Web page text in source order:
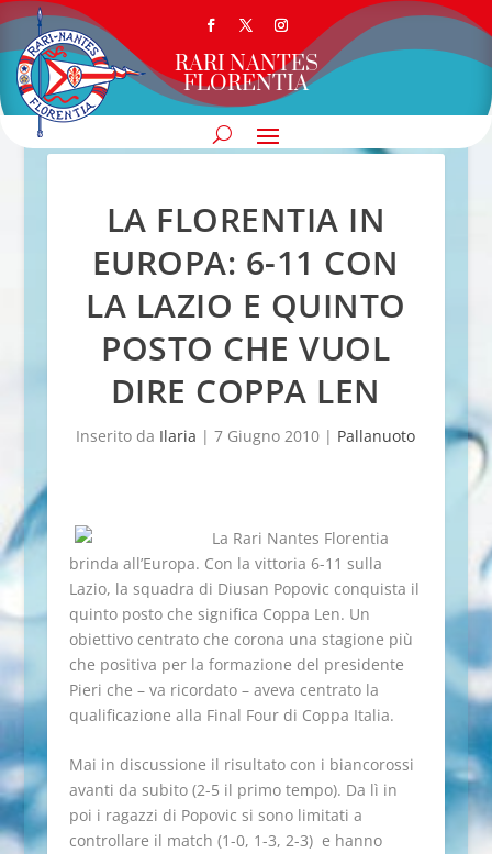
RARI NANTES
FLORENTIA
LA FLORENTIA IN
EUROPA: 6-11 CON
LA LAZIO E QUINTO
POSTO CHE VUOL
DIRE COPPA LEN
Inserito da Ilaria |7 Giugno 2010 | Pallanuoto
La Rari Nantes Florentia
brinda all’Europa. Con la vittoria 6-11 sulla
Lazio, la squadra di Diusan Popovic conquista il
quinto posto che significa Coppa Len. Un
obiettivo centrato che corona una stagione più
che positiva per la formazione del presidente
Pieri che – va ricordato – aveva centrato la
qualificazione alla Final Four di Coppa Italia.
Mai in discussione il risultato con i biancorossi
avanti da subito (2-5 il primo tempo). Da lì in
poi i ragazzi di Popovic si sono limitati a
controllare il match (1-0, 1-3, 2-3) e hanno